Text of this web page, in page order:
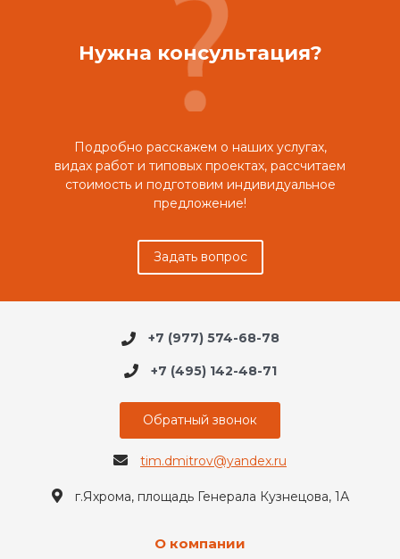
Нужна консультация?
Подробно расскажем о наших услугах,
видах работ и типовых проектах, рассчитаем
стоимость и подготовим индивидуальное
предложение!
Задать вопрос
+7 (977) 574-68-78
+7 (495) 142-48-71
Обратный звонок
tim.dmitrov@yandex.ru
г.Яхрома, площадь Генерала Кузнецова, 1А
О компании